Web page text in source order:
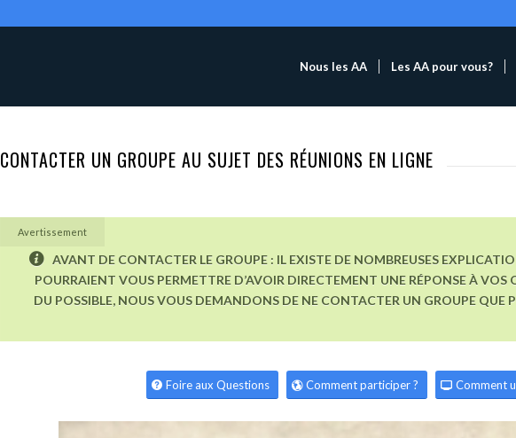
Nous les AA Les AA pour vous?
CONTACTER UN GROUPE AU SUJET DES RÉUNIONS EN LIGNE
Avertissement
AVANT DE CONTACTER LE GROUPE : IL EXISTE DE NOMBREUSES
POURRAIENT VOUS PERMETTRE D’AVOIR DIRECTEMENT UNE RÉPONSE À VOS
DU POSSIBLE, NOUS VOUS DEMANDONS DE NE CONTACTER UN GROUPE QUE
Foire aux Questions Comment participer ? Comment